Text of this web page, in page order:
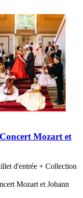
Mozart et
d'entrée + Collection
Mozart et Johann